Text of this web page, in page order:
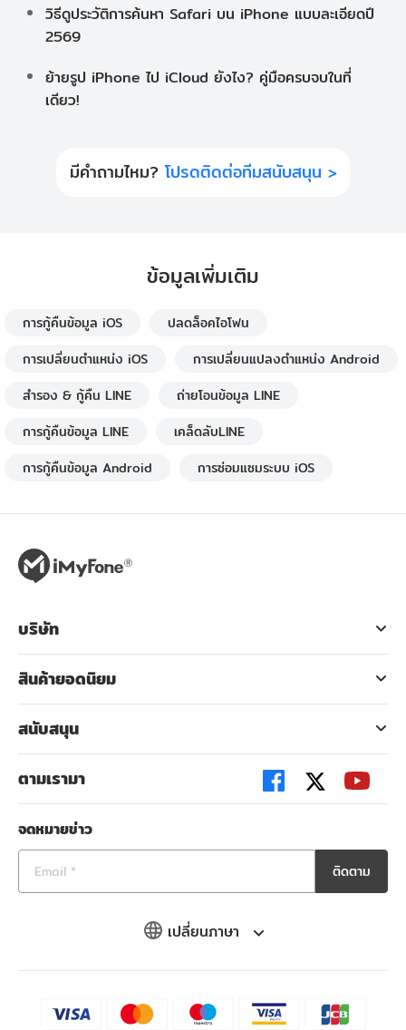
วิธีดูประวัติการค้นหา Safari บน iPhone แบบละเอียดปี
2569
ย้ายรูป iPhone ไป iCloud ยังไง? คู่มือครบจบในที่
เดียว!
มีคำถามไหม? โปรดติดต่อทีมสนับสนุน >
ข้อมูลเพิ่มเติม
การกู้คืนข้อมูล iOS
ปลดล็อคไอโฟน
การเปลี่ยนตำแหน่ง iOS
การเปลี่ยนแปลงตำแหน่ง Android
สำรอง & กู้คืน LINE
ถ่ายโอนข้อมูล LINE
การกู้คืนข้อมูล LINE
เคล็ดลับLINE
การกู้คืนข้อมูล Android
การซ่อมแซมระบบ iOS
เปลี่ยนภาษา
บริษัท
สินค้ายอดนิยม
สนับสนุน
ตามเรามา
จดหมายข่าว
ติดตาม